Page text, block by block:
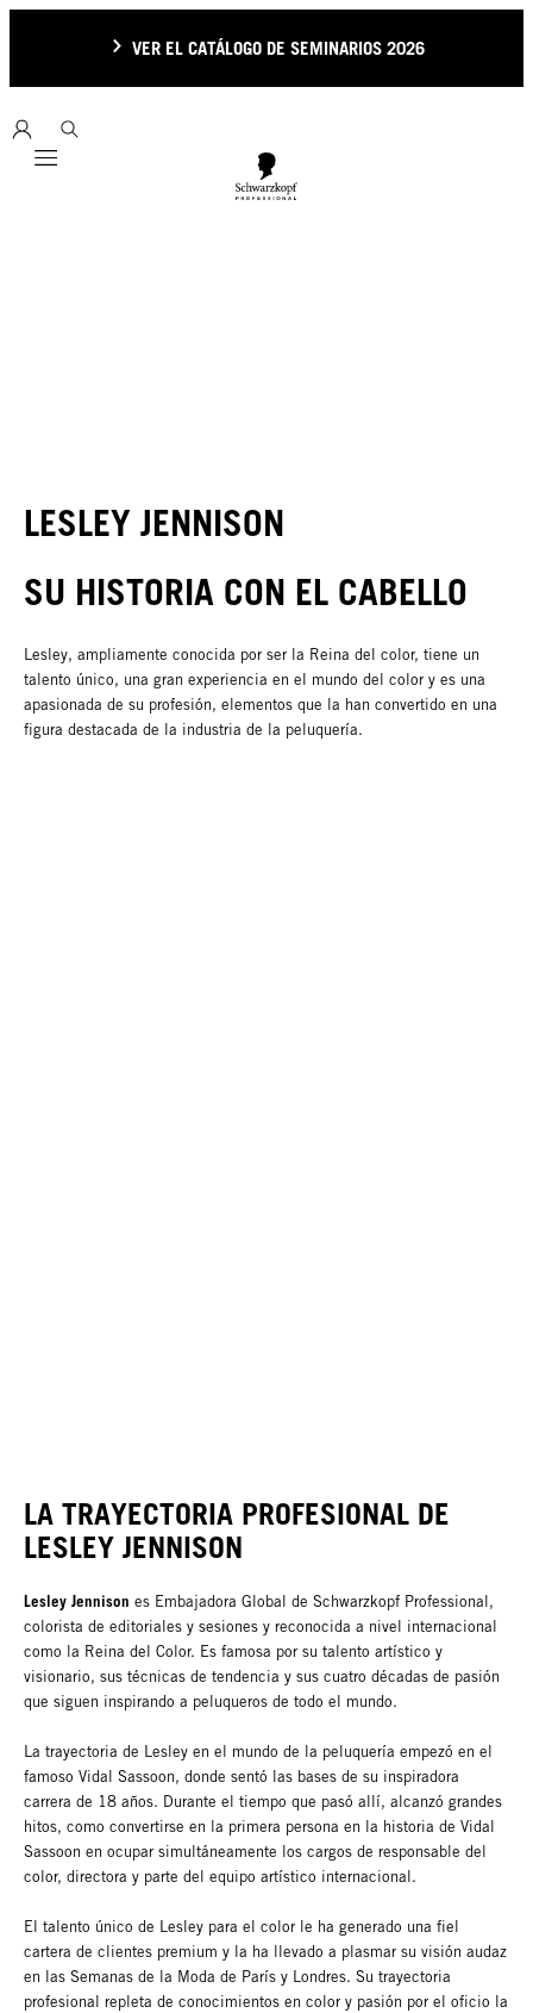
VER EL CATÁLOGO DE SEMINARIOS 2026
Mobile navigation
LESLEY JENNISON
SU HISTORIA CON EL CABELLO
Lesley, ampliamente conocida por ser la Reina del color, tiene un
talento único, una gran experiencia en el mundo del color y es una
apasionada de su profesión, elementos que la han convertido en una
figura destacada de la industria de la peluquería.
LA TRAYECTORIA PROFESIONAL DE
LESLEY JENNISON
Lesley Jennison es Embajadora Global de Schwarzkopf Professional,
colorista de editoriales y sesiones y reconocida a nivel internacional
como la Reina del Color. Es famosa por su talento artístico y
visionario, sus técnicas de tendencia y sus cuatro décadas de pasión
que siguen inspirando a peluqueros de todo el mundo.
La trayectoria de Lesley en el mundo de la peluquería empezó en el
famoso Vidal Sassoon, donde sentó las bases de su inspiradora
carrera de 18 años. Durante el tiempo que pasó allí, alcanzó grandes
hitos, como convertirse en la primera persona en la historia de Vidal
Sassoon en ocupar simultáneamente los cargos de responsable del
color, directora y parte del equipo artístico internacional.
El talento único de Lesley para el color le ha generado una fiel
cartera de clientes premium y la ha llevado a plasmar su visión audaz
en las Semanas de la Moda de París y Londres. Su trayectoria
profesional repleta de conocimientos en color y pasión por el oficio la